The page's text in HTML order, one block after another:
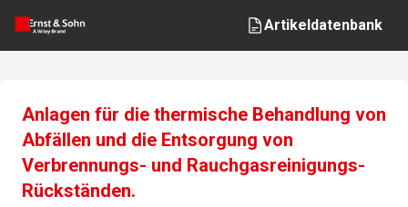
Artikeldatenbank
Anlagen für die thermische Behandlung von
Abfällen und die Entsorgung von
Verbrennungs- und Rauchgasreinigungs-
Rückständen.